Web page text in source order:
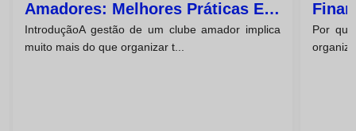
Amadores: Melhores Práticas E
Casos Reais
IntroduçãoA gestão de um clube amador implica
muito mais do que organizar t...
Da
Por